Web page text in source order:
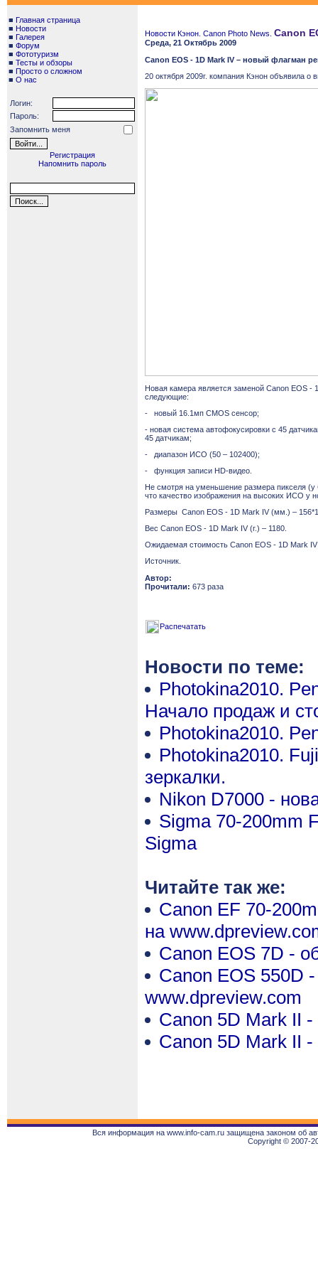
■ Главная страница
■ Новости
■ Галерея
■ Форум
■ Фототуризм
■ Тесты и обзоры
■ Просто о сложном
■ О нас
Логин:
Пароль:
Запомнить меня
Регистрация
Напомнить пароль
Новости Кэнон. Canon Photo News. Canon
Среда, 21 Октябрь 2009
Canon EOS - 1D Mark IV – новый флагман
20 октября 2009г. компания Кэнон объявила
Новая камера является заменой Canon EOS - 1
следующие:
- новый 16.1мп CMOS сенсор;
- новая система автофокусировки с 45
45 датчикам;
- диапазон ИСО (50 – 102400);
- функция записи HD-видео.
Не смотря на уменьшение размера пикселя (у
что качество изображения на высоких ИСО у
Размеры Canon EOS - 1D Mark IV (мм.) –
Вес Canon EOS - 1D Mark IV (г.) – 1180
Ожидаемая стоимость Canon EOS - 1 D Mark IV
Источник.
Автор:
Прочитали: 673 раза
Распечатать
Новости по теме:
Photokina2010.
Начало продаж и
Photokina2010.
Photokina2010.
зеркалки.
Nikon D7000 -
Sigma 70-200mm
Sigma
Читайте так же:
Canon EF 70-
на
Canon EOS 7D -
Canon EOS 550D
www.dpreview.com
Canon 5D Mark II
Canon 5D Mark II
Вся информация на www.info-cam.ru защищена законом об
Copyright © 2007-